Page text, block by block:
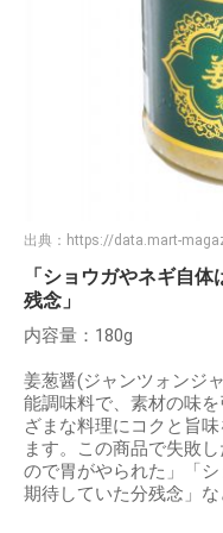
出典： https://data.mart-
「ショウガやネギ自
残念」
内容量：180g
姜葱醤(ジャンツォンジ
能調味料で、素材の味
ざまな料理にコクと旨
ます。この商品で失敗
ので胃がやられた」「シ
期待していた分残念」な